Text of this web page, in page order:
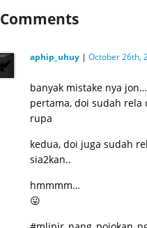
Comments
aphip_uhuy |October 26th,
banyak mistake nya jon…
pertama, doi sudah rela
rupa
kedua, doi juga sudah
sia2kan..
hmmmm…
😛